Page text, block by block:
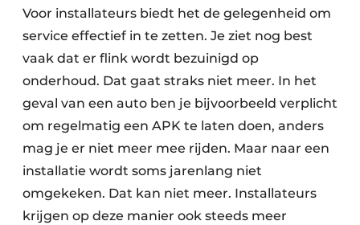
Voor installateurs biedt het de gelegenheid om
service effectief in te zetten. Je ziet nog best
vaak dat er flink wordt bezuinigd op
onderhoud. Dat gaat straks niet meer. In het
geval van een auto ben je bijvoorbeeld verplicht
om regelmatig een APK te laten doen, anders
mag je er niet meer mee rijden. Maar naar een
installatie wordt soms jarenlang niet
omgekeken. Dat kan niet meer. Installateurs
krijgen op deze manier ook steeds meer